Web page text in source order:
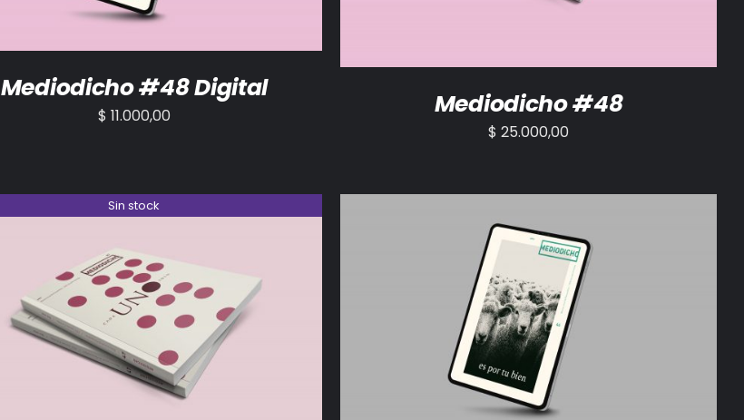
Mediodicho #48 Digital
$ 11.000,00 Mediodicho #48
$ 25.000,00
Sin stock
DETALLES AÑADIR AL CARRITO /